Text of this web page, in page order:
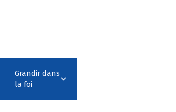
Grandir dans
la foi